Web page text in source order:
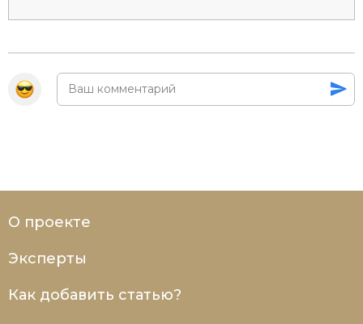
О проекте
Эксперты
Как добавить статью?